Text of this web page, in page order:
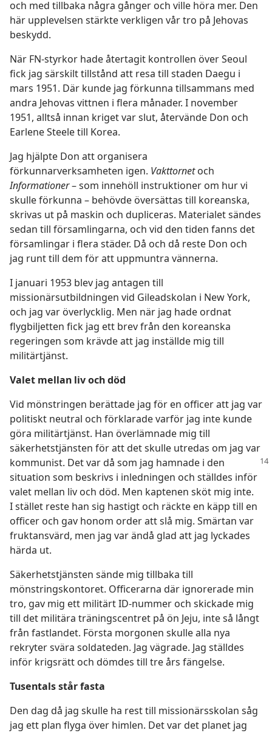
och med tillbaka några gånger och ville höra mer. Den
här upplevelsen stärkte verkligen vår tro på Jehovas
beskydd.
När FN-styrkor hade återtagit kontrollen över Seoul
fick jag särskilt tillstånd att resa till staden Daegu i
mars 1951. Där kunde jag förkunna tillsammans med
andra Jehovas vittnen i flera månader. I november
1951, alltså innan kriget var slut, återvände Don och
Earlene Steele till Korea.
Jag hjälpte Don att organisera
förkunnarverksamheten igen. Vakttornetoch
Informationer– som innehöll instruktioner om hur vi
skulle förkunna – behövde översättas till koreanska,
skrivas ut på maskin och dupliceras. Materialet sändes
sedan till församlingarna, och vid den tiden fanns det
församlingar i flera städer. Då och då reste Don och
jag runt till dem för att uppmuntra vännerna.
I januari 1953 blev jag antagen till
missionärsutbildningen vid Gileadskolan i New York,
och jag var överlycklig. Men när jag hade ordnat
flygbiljetten fick jag ett brev från den koreanska
regeringen som krävde att jag inställde mig till
militärtjänst.
Valet mellan liv och död
Vid mönstringen berättade jag för en officer att jag var
politiskt neutral och förklarade varför jag inte kunde
göra militärtjänst. Han överlämnade mig till
säkerhetstjänsten för att det skulle utredas om jag var
kommunist. Det var då som jag hamnade i den
situation som beskrivs i inledningen och ställdes inför
valet mellan liv och död. Men kaptenen sköt mig inte.
I stället reste han sig hastigt och räckte en käpp till en
officer och gav honom order att slå mig. Smärtan var
fruktansvärd, men jag var ändå glad att jag lyckades
härda ut.
Säkerhetstjänsten sände mig tillbaka till
mönstringskontoret. Officerarna där ignorerade min
tro, gav mig ett militärt ID-nummer och skickade mig
till det militära träningscentret på ön Jeju, inte så långt
från fastlandet. Första morgonen skulle alla nya
rekryter svära soldateden. Jag vägrade. Jag ställdes
inför krigsrätt och dömdes till tre års fängelse.
Tusentals står fasta
Den dag då jag skulle ha rest till missionärsskolan såg
jag ett plan flyga över himlen. Det var det planet jag